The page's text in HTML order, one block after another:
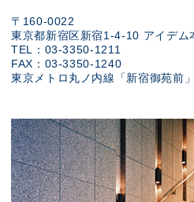
〒160-0022
東京都新宿区新宿1-4-10 アイデム
TEL：03-3350-1211
FAX：03-3350-1240
東京メトロ丸ノ内線「新宿御苑前